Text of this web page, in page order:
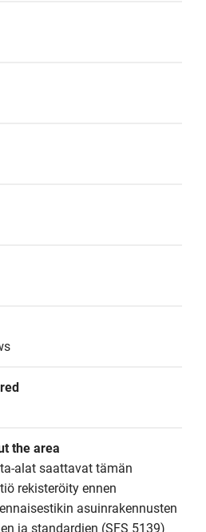
the area
alat saattavat tämän
rekisteröity ennen
asuinrakennusten
ja standardien (SFS 5139)